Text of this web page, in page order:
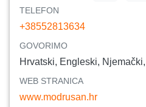
TELEFON
+38552813634
GOVORIMO
Hrvatski, Engleski,
WEB STRANICA
www.modrusan.hr